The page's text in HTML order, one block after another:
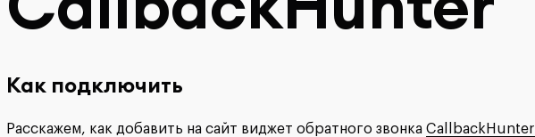
Как подключить
Расскажем, как добавить на сайт виджет обратного звонка CallbackHunter